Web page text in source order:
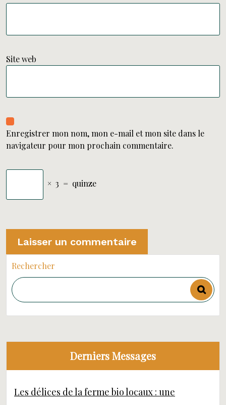
Site web
Enregistrer mon nom, mon e-mail et mon site dans le
navigateur pour mon prochain commentaire.
× 3 = quinze
Rechercher
Derniers Messages
Les délices de la ferme bio locaux : une